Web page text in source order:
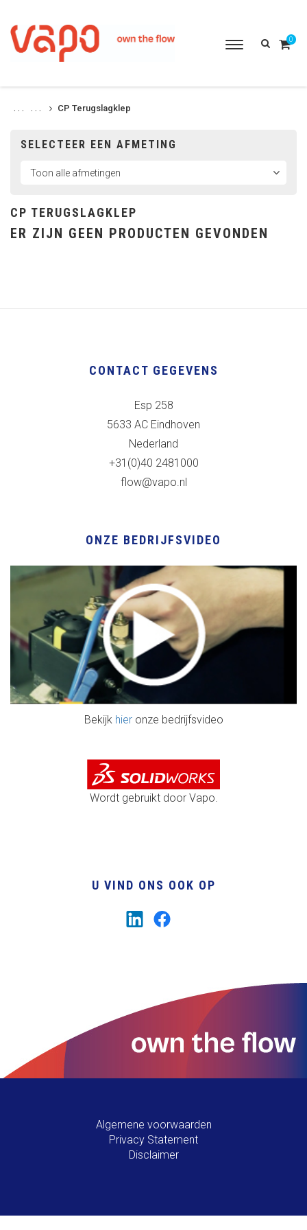
Toggle
0
. . . . . . CP Terugslagklep
SELECTEER EEN AFMETING
CP TERUGSLAGKLEP
ER ZIJN GEEN PRODUCTEN GEVONDEN
CONTACT GEGEVENS
Esp 258
5633 AC Eindhoven
Nederland
+31(0)40 2481000
flow@vapo.nl
ONZE BEDRIJFSVIDEO
Bekijk hieronze bedrijfsvideo
Wordt gebruikt door Vapo.
U VIND ONS OOK OP
Algemene voorwaarden
Privacy Statement
Disclaimer